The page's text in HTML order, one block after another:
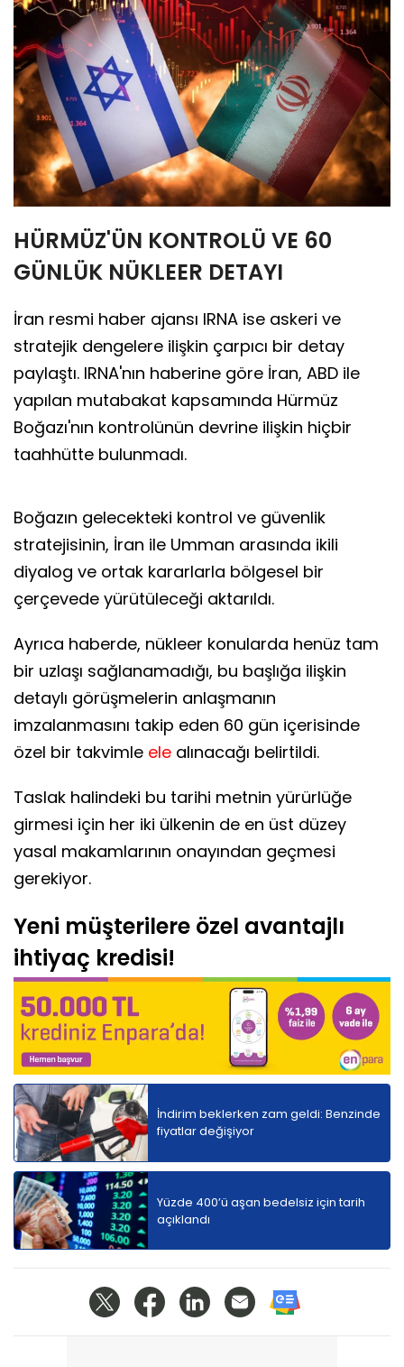
HÜRMÜZ'ÜN KONTROLÜ VE 60
GÜNLÜK NÜKLEER DETAYI
İran resmi haber ajansı IRNA ise askeri ve
stratejik dengelere ilişkin çarpıcı bir detay
paylaştı. IRNA'nın haberine göre İran, ABD ile
yapılan mutabakat kapsamında Hürmüz
Boğazı'nın kontrolünün devrine ilişkin hiçbir
taahhütte bulunmadı.
Boğazın gelecekteki kontrol ve güvenlik
stratejisinin, İran ile Umman arasında ikili
diyalog ve ortak kararlarla bölgesel bir
çerçevede yürütüleceği aktarıldı.
Ayrıca haberde, nükleer konularda henüz tam
bir uzlaşı sağlanamadığı, bu başlığa ilişkin
detaylı görüşmelerin anlaşmanın
imzalanmasını takip eden 60 gün içerisinde
özel bir takvimle ele alınacağı belirtildi.
Taslak halindeki bu tarihi metnin yürürlüğe
girmesi için her iki ülkenin de en üst düzey
yasal makamlarının onayından geçmesi
gerekiyor.
Yeni müşterilere özel avantajlı
ihtiyaç kredisi!
İndirim beklerken zam geldi: Benzinde
fiyatlar değişiyor
Yüzde 400’ü aşan bedelsiz için tarih
açıklandı